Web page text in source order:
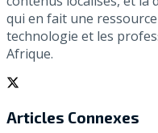
qui en fait une
technologie et les
Afrique.
Articles Connexes